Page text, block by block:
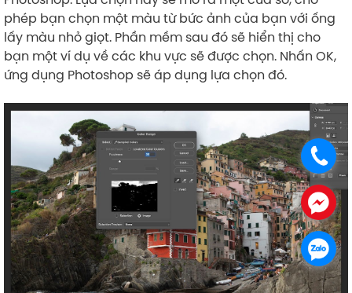
.
.
.
phép bạn chọn một màu từ bức ảnh của bạn với ống
lấy màu nhỏ giọt. Phần mềm sau đó sẽ hiển thị cho
bạn một ví dụ về các khu vực sẽ được chọn. Nhấn OK,
ứng dụng Photoshop sẽ áp dụng lựa chọn đó.